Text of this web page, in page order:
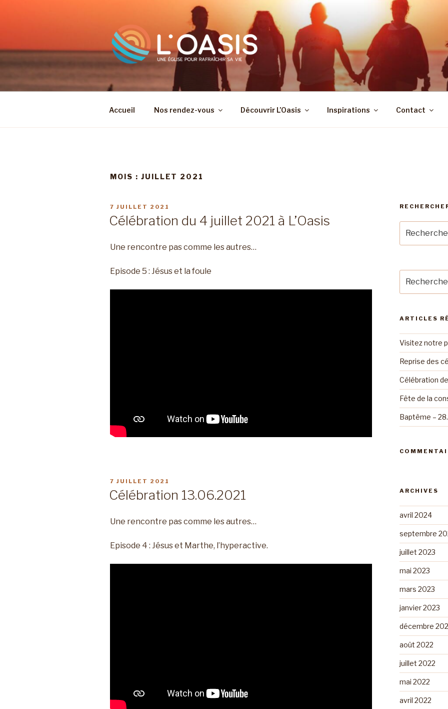
Accueil Nos rendez-vous Découvrir L’Oasis Inspirations Contact
MOIS : JUILLET 2021
PUBLIÉ
7 JUILLET 2021
Célébration du 4 juillet 2021 à L’Oasis
Une rencontre pas comme les autres…
Episode 5 : Jésus et la foule
PUBLIÉ
7 JUILLET 2021
Célébration 13.06.2021
Une rencontre pas comme les autres…
Episode 4 : Jésus et Marthe, l’hyperactive.
pour
:
pour
:
ARTICLES
Visitez notre
Reprise des
Célébration
Fête de la
Baptême –
ARCHIVES
avril 2024
septembre
juillet 2023
mai 2023
mars 2023
janvier 2023
décembre
août 2022
juillet 2022
mai 2022
avril 2022